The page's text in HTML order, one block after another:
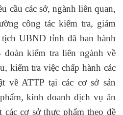
cầu các sở, ngành liên quan,
công tác kiểm tra, giám
UBND tỉnh đã ban hành
kiểm tra liên ngành về
kiểm tra việc chấp hành các
về ATTP tại các cơ sở sản
kinh doanh dịch vụ ăn
cơ sở thực phẩm theo đề